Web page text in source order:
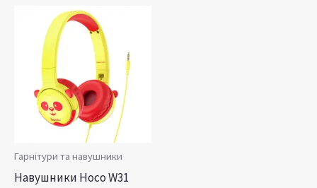
Гарнітури та навушники
Навушники Hoco W31